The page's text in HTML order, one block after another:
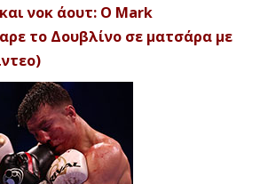
νοκ άουτ: Ο Mark
το Δουβλίνο σε ματσάρα με